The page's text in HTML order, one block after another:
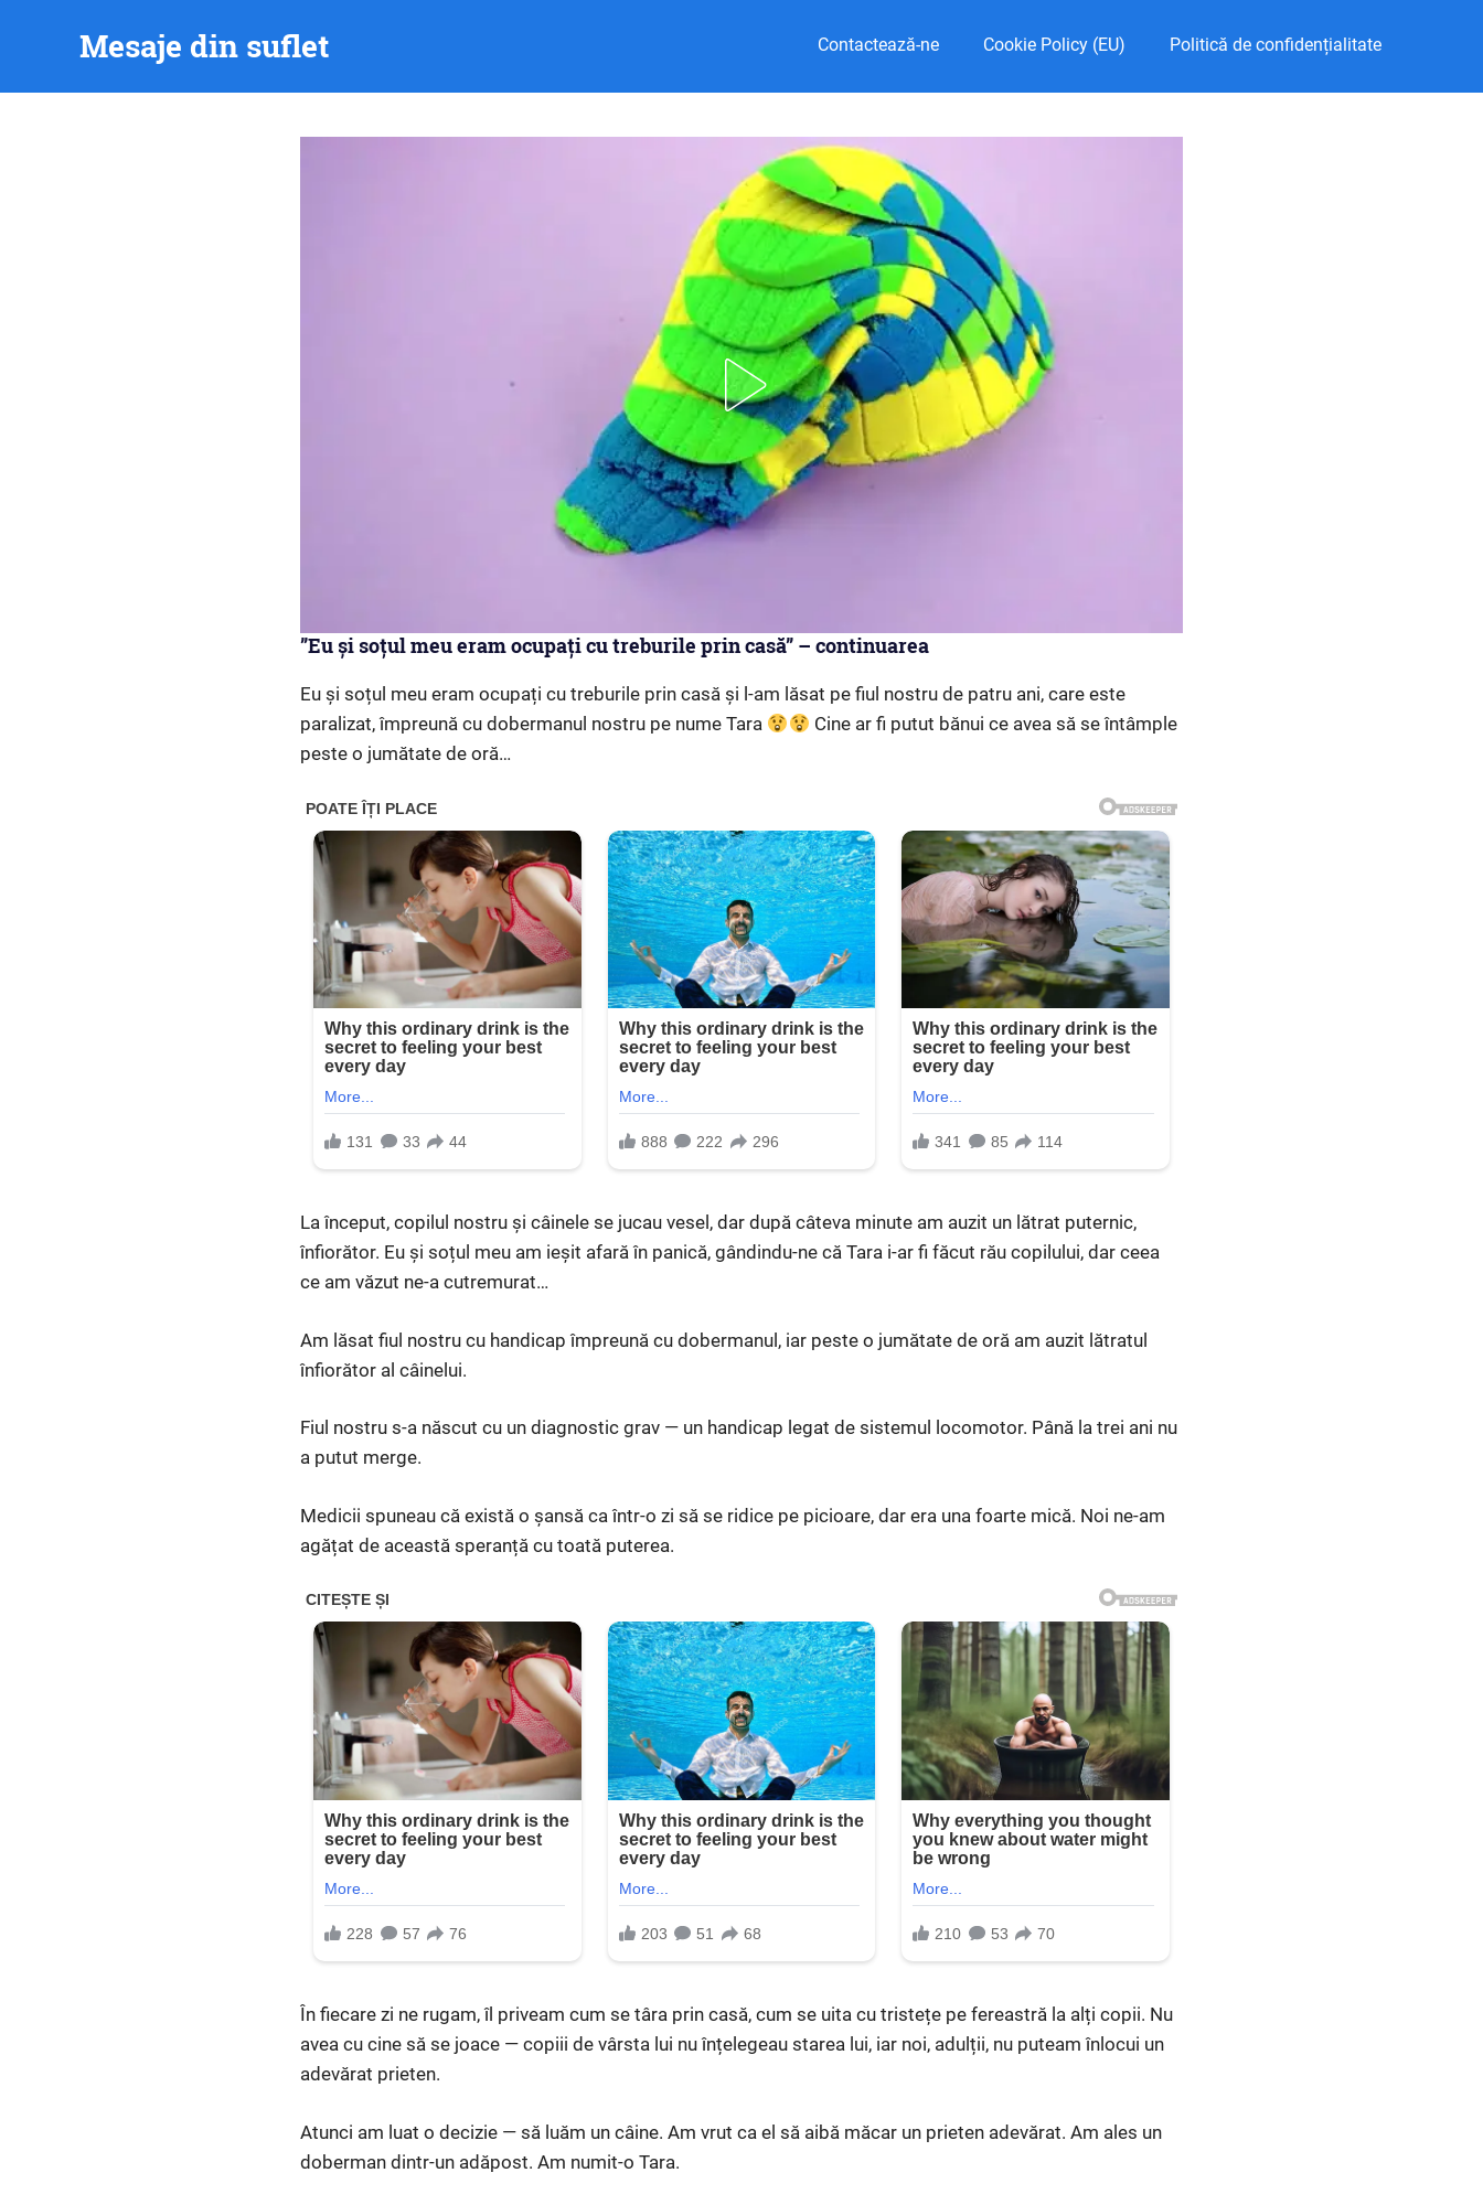
Mesaje din suflet Contactează-ne Cookie Policy (EU) Politică de confidențialitate
”Eu și soțul meu eram ocupați cu treburile prin casă” – continuarea
Eu și soțul meu eram ocupați cu treburile prin casă și l-am lăsat pe fiul nostru de patru ani, care este
paralizat, împreună cu dobermanul nostru pe nume Tara
Cine ar fi putut bănui ce avea să se întâmple
peste o jumătate de oră…
La început, copilul nostru și câinele se jucau vesel, dar după câteva minute am auzit un lătrat puternic,
înfiorător. Eu și soțul meu am ieșit afară în panică, gândindu-ne că Tara i-ar fi făcut rău copilului, dar ceea
ce am văzut ne-a cutremurat…
Am lăsat fiul nostru cu handicap împreună cu dobermanul, iar peste o jumătate de oră am auzit lătratul
înfiorător al câinelui.
Fiul nostru s-a născut cu un diagnostic grav — un handicap legat de sistemul locomotor. Până la trei ani nu
a putut merge.
Medicii spuneau că există o șansă ca într-o zi să se ridice pe picioare, dar era una foarte mică. Noi ne-am
agățat de această speranță cu toată puterea.
În fiecare zi ne rugam, îl priveam cum se târa prin casă, cum se uita cu tristețe pe fereastră la alți copii. Nu
avea cu cine să se joace — copiii de vârsta lui nu înțelegeau starea lui, iar noi, adulții, nu puteam înlocui un
adevărat prieten.
Atunci am luat o decizie — să luăm un câine. Am vrut ca el să aibă măcar un prieten adevărat. Am ales un
doberman dintr-un adăpost. Am numit-o Tara.